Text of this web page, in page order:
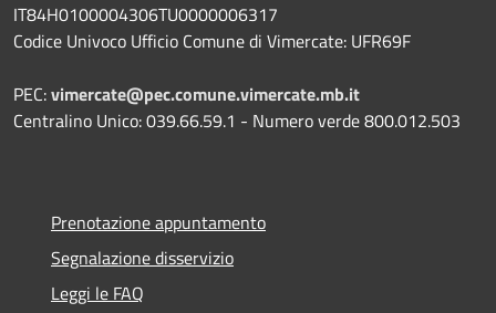
IT84H0100004306TU0000006317
Codice Univoco Ufficio Comune di Vimercate: UFR69F
PEC:vimercate@pec.comune.vimercate.mb.it
Centralino Unico: 039.66.59.1 - Numero verde 800.012.503
Prenotazione appuntamento
Segnalazione disservizio
Leggi le FAQ